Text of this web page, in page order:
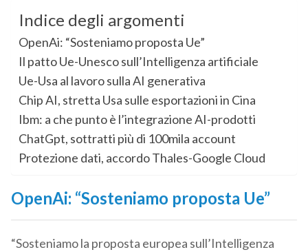
Indice degli argomenti
OpenAi: “Sosteniamo proposta Ue”
Il patto Ue-Unesco sull’Intelligenza artificiale
Ue-Usa al lavoro sulla AI generativa
Chip AI, stretta Usa sulle esportazioni in Cina
Ibm: a che punto è l’integrazione AI-prodotti
ChatGpt, sottratti più di 100mila account
Protezione dati, accordo Thales-Google Cloud
OpenAi: “Sosteniamo proposta Ue”
“Sosteniamo la proposta europea sull’Intelligenza